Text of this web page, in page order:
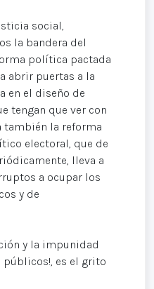
social,
la bandera del
política pactada
abrir puertas a la
en el diseño de
tengan que ver con
también la reforma
electoral, que de
lleva a
a ocupar los
y de
y la impunidad
públicos!, es el grito